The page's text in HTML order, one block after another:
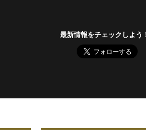
最新情報をチェックしよう